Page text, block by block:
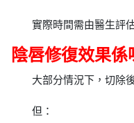
實際時間需由醫生評
陰唇修復效果係
大部分情況下，切除
但：